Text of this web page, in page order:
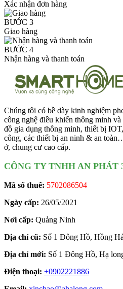
Xác nhận đơn hàng
BƯỚC 3
Giao hàng
BƯỚC 4
Nhận hàng và thanh toán
Chúng tôi có bề dày kinh nghiệm
công nghệ điều khiển thông minh
đồ gia dụng thông minh, thiết bị
công, các thiết bị an ninh & an
ở, chung cư cao cấp.
CÔNG TY TNHH AN PHÁT
Mã số thuế: 5702086504
Ngày cấp: 26/05/2021
Nơi cấp: Quảng Ninh
Địa chỉ cũ: Số 1 Đông Hồ, Hồng
Địa chỉ mới: Số 1 Đông Hồ, Hạ
Điện thoại: +0902221886